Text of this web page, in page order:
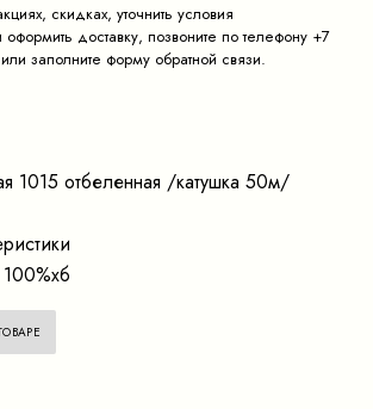
скидках, уточнить условия
оформить доставку, позвоните по телефону +7
заполните форму обратной связи.
1015 отбеленная /катушка 50м/
100%хб